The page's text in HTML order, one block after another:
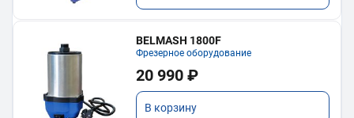
BELMASH 1800F
Фрезерное оборудование
20 990 ₽
В корзину